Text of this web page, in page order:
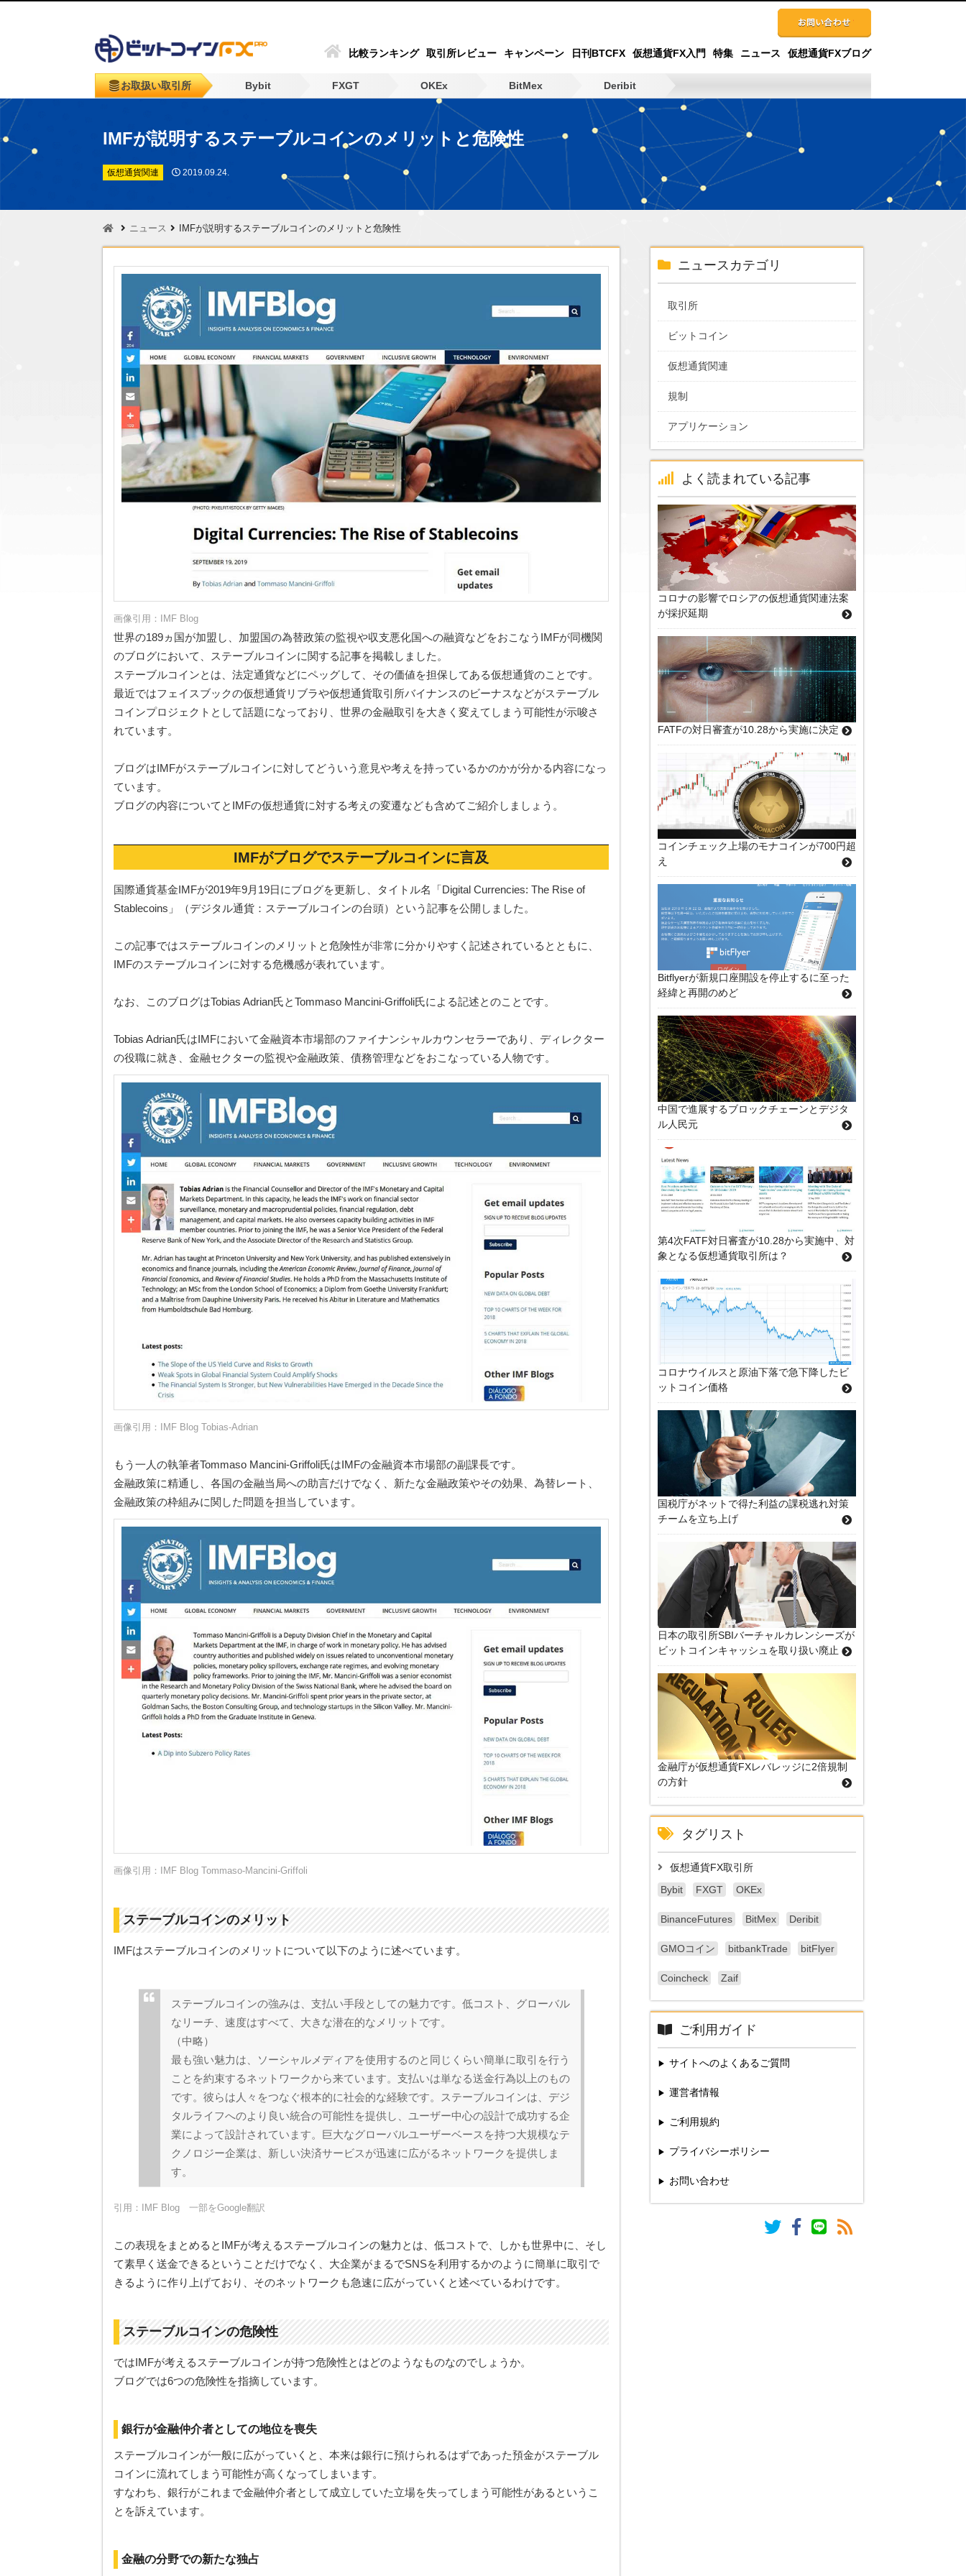
比較ランキング 取引所レビュー キャンペーン 日刊BTCFX 仮想通貨FX入門 特集 ニュース 仮想通貨FXブログ
お取扱い取引所 Bybit FXGT OKEx BitMex Deribit
IMFが説明するステーブルコインのメリットと危険性
仮想通貨関連 2019.09.24.
ニュース IMFが説明するステーブルコインのメリットと危険性
画像引用： IMF Blog
世界の189ヵ国が加盟し、加盟国の為替政策の監視や収支悪化国への融資などをおこなうIMFが同機関
のブログにおいて、ステーブルコインに関する記事を掲載しました。
ステーブルコインとは、法定通貨などにペッグして、その価値を担保してある仮想通貨のことです。
最近ではフェイスブックの仮想通貨リブラや仮想通貨取引所バイナンスのビーナスなどがステーブル
コインプロジェクトとして話題になっており、世界の金融取引を大きく変えてしまう可能性が示唆さ
れています。
ブログはIMFがステーブルコインに対してどういう意見や考えを持っているかのかが分かる内容になっ
ています。
ブログの内容についてとIMFの仮想通貨に対する考えの変遷なども含めてご紹介しましょう。
IMFがブログでステーブルコインに言及
国際通貨基金IMFが2019年9月19日にブログを更新し、タイトル名「Digital Currencies: The Rise of
Stablecoins」（デジタル通貨：ステーブルコインの台頭）という記事を公開しました。
この記事ではステーブルコインのメリットと危険性が非常に分かりやすく記述されているとともに、
IMFのステーブルコインに対する危機感が表れています。
なお、このブログはTobias Adrian氏とTommaso Mancini-Griffoli氏による記述とのことです。
Tobias Adrian氏はIMFにおいて金融資本市場部のファイナンシャルカウンセラーであり、ディレクター
の役職に就き、金融セクターの監視や金融政策、債務管理などをおこなっている人物です。
画像引用： IMF Blog Tobias-Adrian
もう一人の執筆者Tommaso Mancini-Griffoli氏はIMFの金融資本市場部の副課長です。
金融政策に精通し、各国の金融当局への助言だけでなく、新たな金融政策やその効果、為替レート、
金融政策の枠組みに関した問題を担当しています。
画像引用： IMF Blog Tommaso-Mancini-Griffoli
ステーブルコインのメリット
IMFはステーブルコインのメリットについて以下のように述べています。
ステーブルコインの強みは、支払い手段としての魅力です。低コスト、グローバル
なリーチ、速度はすべて、大きな潜在的なメリットです。
（中略）
最も強い魅力は、ソーシャルメディアを使用するのと同じくらい簡単に取引を行う
ことを約束するネットワークから来ています。支払いは単なる送金行為以上のもの
です。彼らは人々をつなぐ根本的に社会的な経験です。ステーブルコインは、デジ
タルライフへのより良い統合の可能性を提供し、ユーザー中心の設計で成功する企
業によって設計されています。巨大なグローバルユーザーベースを持つ大規模なテ
クノロジー企業は、新しい決済サービスが迅速に広がるネットワークを提供しま
す。
引用： IMF Blog 一部をGoogle翻訳
この表現をまとめるとIMFが考えるステーブルコインの魅力とは、低コストで、しかも世界中に、そし
て素早く送金できるということだけでなく、大企業がまるでSNSを利用するかのように簡単に取引で
きるように作り上げており、そのネットワークも急速に広がっていくと述べているわけです。
ステーブルコインの危険性
ではIMFが考えるステーブルコインが持つ危険性とはどのようなものなのでしょうか。
ブログでは6つの危険性を指摘しています。
銀行が金融仲介者としての地位を喪失
ステーブルコインが一般に広がっていくと、本来は銀行に預けられるはずであった預金がステーブル
コインに流れてしまう可能性が高くなってしまいます。
すなわち、銀行がこれまで金融仲介者として成立していた立場を失ってしまう可能性があるというこ
とを訴えています。
金融の分野での新たな独占
ニュースカテゴリ
取引所
ビットコイン
仮想通貨関連
規制
アプリケーション
よく読まれている記事
コロナの影響でロシアの仮想通貨関連法案
が採択延期
FATFの対日審査が10.28から実施に決定
コインチェック上場のモナコインが700円超
え
Bitflyerが新規口座開設を停止するに至った
経緯と再開のめど
中国で進展するブロックチェーンとデジタ
ル人民元
第4次FATF対日審査が10.28から実施中、対
象となる仮想通貨取引所は？
コロナウイルスと原油下落で急下降したビ
ットコイン価格
国税庁がネットで得た利益の課税逃れ対策
チームを立ち上げ
日本の取引所SBIバーチャルカレンシーズが
ビットコインキャッシュを取り扱い廃止
金融庁が仮想通貨FXレバレッジに2倍規制
の方針
タグリスト
仮想通貨FX取引所
Bybit
FXGT OKEx
BinanceFutures BitMex Deribit
GMOコイン bitbankTrade bitFlyer
Coincheck Zaif
ご利用ガイド
サイトへのよくあるご質問
運営者情報
ご利用規約
プライバシーポリシー
お問い合わせ